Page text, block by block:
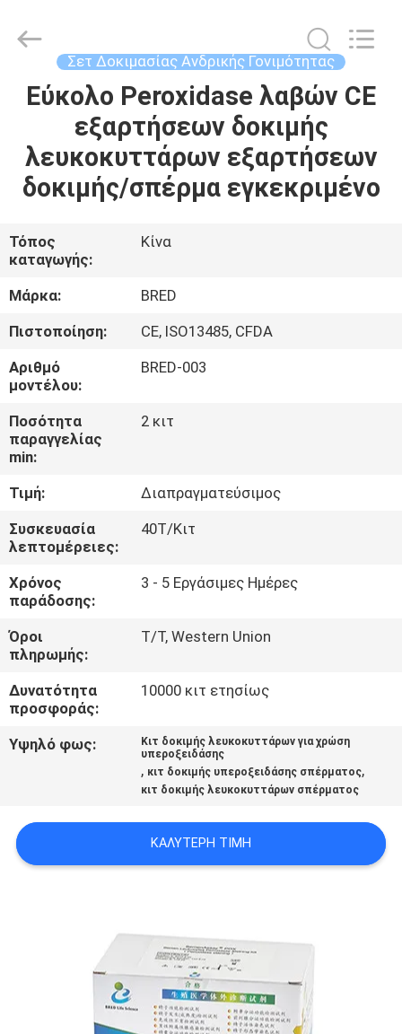
ΣΠΊΤΙ
ΠΡΟΪΌΝΤΑ
ΒΊΝΤΕΟ
ΠΕΡΊΠΟΥ
ΕΜΕΊΣ
ΓΎΡΟΣ
ΕΡΓΟΣΤΑΣΊΩΝ
ΠΟΙΟΤΙΚΌΣ
ΜΑΣ
ΕΛΆΤΕ
ΣΕ
ΕΠΑΦΉ
ΜΕ
ΕΙΔΉΣΕΙΣ
ΖΗΤΉΣΤΕ
SITEMAP
Science
Technology
Reserved.
Σετ Δοκιμασίας Ανδρικής Γονιμότητας
Εύκολο Peroxidase λαβών CE
εξαρτήσεων δοκιμής
λευκοκυττάρων εξαρτήσεων
δοκιμής/σπέρμα εγκεκριμένο
Τόπος
καταγωγής:
Κίνα
Μάρκα:
BRED
Πιστοποίηση:
CE, ISO13485, CFDA
Αριθμό
μοντέλου:
BRED-003
Ποσότητα
παραγγελίας
min:
2 κιτ
Τιμή:
Διαπραγματεύσιμος
Συσκευασία
λεπτομέρειες:
40Τ/Κιτ
Χρόνος
παράδοσης:
3 - 5 Εργάσιμες Ημέρες
Όροι
πληρωμής:
T/T, Western Union
Δυνατότητα
προσφοράς:
10000 κιτ ετησίως
Υψηλό φως:
Κιτ δοκιμής λευκοκυττάρων για χρώση
υπεροξειδάσης
, κιτ δοκιμής υπεροξειδάσης σπέρματος,
κιτ δοκιμής λευκοκυττάρων σπέρματος
ΚΑΛΎΤΕΡΗ ΤΙΜΉ